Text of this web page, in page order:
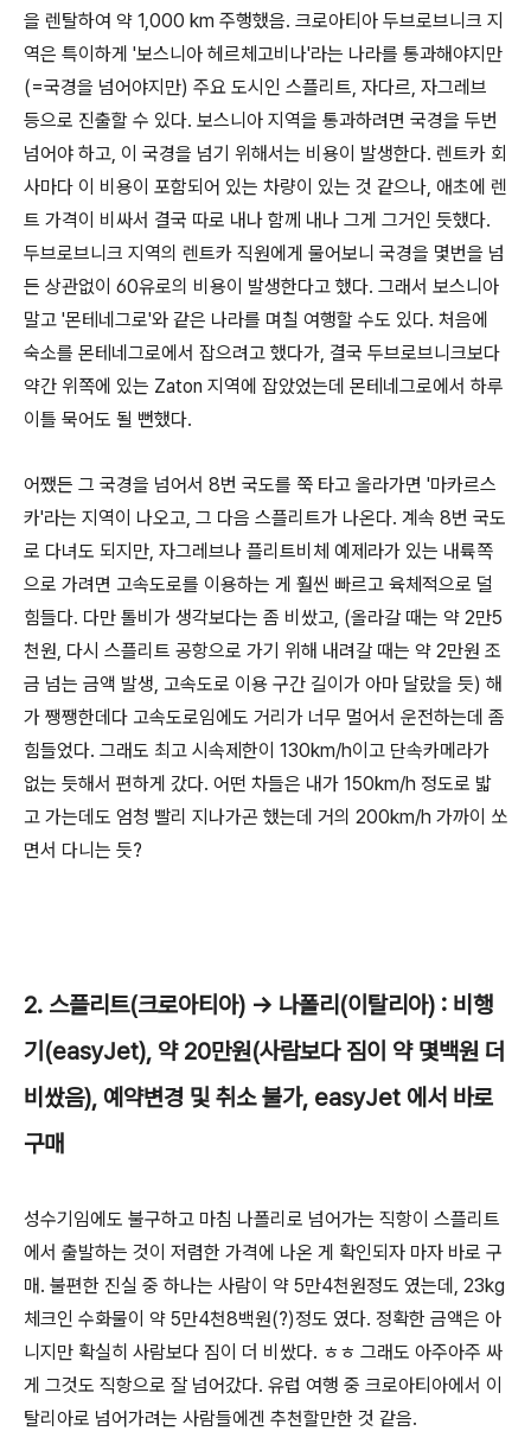
을 렌탈하여 약 1,000 km 주행했음. 크로아티아 두브로브니크 지
역은 특이하게 '보스니아 헤르체고비나'라는 나라를 통과해야지만
(=국경을 넘어야지만) 주요 도시인 스플리트, 자다르, 자그레브
등으로 진출할 수 있다. 보스니아 지역을 통과하려면 국경을 두번
넘어야 하고, 이 국경을 넘기 위해서는 비용이 발생한다. 렌트카 회
사마다 이 비용이 포함되어 있는 차량이 있는 것 같으나, 애초에 렌
트 가격이 비싸서 결국 따로 내나 함께 내나 그게 그거인 듯했다.
두브로브니크 지역의 렌트카 직원에게 물어보니 국경을 몇번을 넘
든 상관없이 60유로의 비용이 발생한다고 했다. 그래서 보스니아
말고 '몬테네그로'와 같은 나라를 며칠 여행할 수도 있다. 처음에
숙소를 몬테네그로에서 잡으려고 했다가, 결국 두브로브니크보다
약간 위쪽에 있는 Zaton 지역에 잡았었는데 몬테네그로에서 하루
이틀 묵어도 될 뻔했다.
어쨌든 그 국경을 넘어서 8번 국도를 쭉 타고 올라가면 '마카르스
카'라는 지역이 나오고, 그 다음 스플리트가 나온다. 계속 8번 국도
로 다녀도 되지만, 자그레브나 플리트비체 예제라가 있는 내륙쪽
으로 가려면 고속도로를 이용하는 게 훨씬 빠르고 육체적으로 덜
힘들다. 다만 톨비가 생각보다는 좀 비쌌고, (올라갈 때는 약 2만5
천원, 다시 스플리트 공항으로 가기 위해 내려갈 때는 약 2만원 조
금 넘는 금액 발생, 고속도로 이용 구간 길이가 아마 달랐을 듯) 해
가 쨍쨍한데다 고속도로임에도 거리가 너무 멀어서 운전하는데 좀
힘들었다. 그래도 최고 시속제한이 130km/h이고 단속카메라가
없는 듯해서 편하게 갔다. 어떤 차들은 내가 150km/h 정도로 밟
고 가는데도 엄청 빨리 지나가곤 했는데 거의 200km/h 가까이 쏘
면서 다니는 듯?
2. 스플리트(크로아티아) -> 나폴리(이탈리아) : 비행
기(easyJet), 약 20만원(사람보다 짐이 약 몇백원 더
비쌌음), 예약변경 및 취소 불가, easyJet 에서 바로
구매
성수기임에도 불구하고 마침 나폴리로 넘어가는 직항이 스플리트
에서 출발하는 것이 저렴한 가격에 나온 게 확인되자 마자 바로 구
매. 불편한 진실 중 하나는 사람이 약 5만4천원정도 였는데, 23kg
체크인 수화물이 약 5만4천8백원(?)정도 였다. 정확한 금액은 아
니지만 확실히 사람보다 짐이 더 비쌌다. ㅎㅎ 그래도 아주아주 싸
게 그것도 직항으로 잘 넘어갔다. 유럽 여행 중 크로아티아에서 이
탈리아로 넘어가려는 사람들에겐 추천할만한 것 같음.